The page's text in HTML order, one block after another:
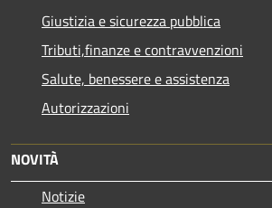
Giustizia e sicurezza pubblica
Tributi,finanze e contravvenzioni
Salute, benessere e assistenza
Autorizzazioni
NOVITÀ
Notizie